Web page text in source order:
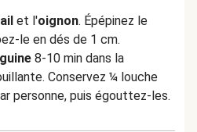
ail et l'oignon. Épépinez le
le en dés de 1 cm.
8-10 min dans la
Conservez ¼ louche
personne, puis égouttez-les.